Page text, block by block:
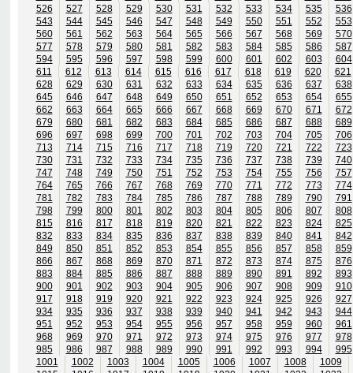
526
527 528 529 530 531 532 533 534 535
536
543
544 545 546 547 548 549 550 551 552
553
560
561 562 563 564 565 566 567 568 569
570
577
578 579 580 581 582 583 584 585 586
587
594
595 596 597 598 599 600 601 602 603
604
611
612 613 614 615 616 617 618 619 620
621
628
629 630 631 632 633 634 635 636 637
638
645
646 647 648 649 650 651 652 653 654
655
662
663 664 665 666 667 668 669 670 671
672
679
680 681 682 683 684 685 686 687 688
689
696
697 698 699 700 701 702 703 704 705
706
713
714 715 716 717 718 719 720 721 722
723
730
731 732 733 734 735 736 737 738 739
740
747
748 749 750 751 752 753 754 755 756
757
764
765 766 767 768 769 770 771 772 773
774
781
782 783 784 785 786 787 788 789 790
791
798
799 800 801 802 803 804 805 806 807
808
815
816 817 818 819 820 821 822 823 824
825
832
833 834 835 836 837 838 839 840 841
842
849
850 851 852 853 854 855 856 857 858
859
866
867 868 869 870 871 872 873 874 875
876
883
884 885 886 887 888 889 890 891 892
893
900
901 902 903 904 905 906 907 908 909
910
917
918 919 920 921 922 923 924 925 926
927
934
935 936 937 938 939 940 941 942 943
944
951
952 953 954 955 956 957 958 959 960
961
968
969 970 971 972 973 974 975 976 977
978
985
986 987 988 989 990 991 992 993 994
995
1001
1002 1003 1004 1005 1006 1007 1008
1009